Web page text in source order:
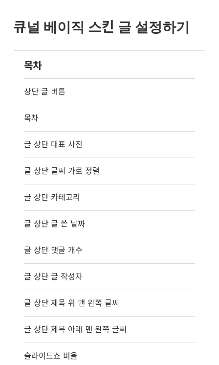
스
킨
설
서
큐널 베이직 스킨 글 설정하기
목차
상단 글 버튼
목차
글 상단 대표 사진
글 상단 글씨 가로 정렬
글 상단 카테고리
글 상단 글 쓴 날짜
글 상단 댓글 개수
글 상단 글 작성자
글 상단 제목 위 맨 왼쪽 글씨
글 상단 제목 아래 맨 왼쪽 글씨
슬라이드쇼 비율